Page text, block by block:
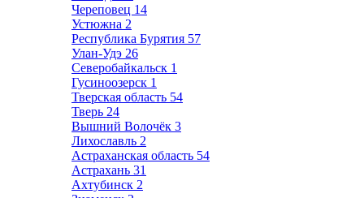
Череповец 14
Устюжна 2
Республика Бурятия 57
Улан-Удэ 26
Северобайкальск 1
Гусиноозерск 1
Тверская область 54
Тверь 24
Вышний Волочёк 3
Лихославль 2
Астраханская область 54
Астрахань 31
Ахтубинск 2